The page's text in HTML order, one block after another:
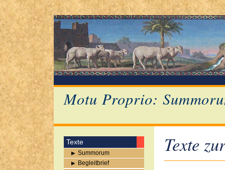
Motu Proprio:
Texte
Summorum
Begleitbrief
Texte